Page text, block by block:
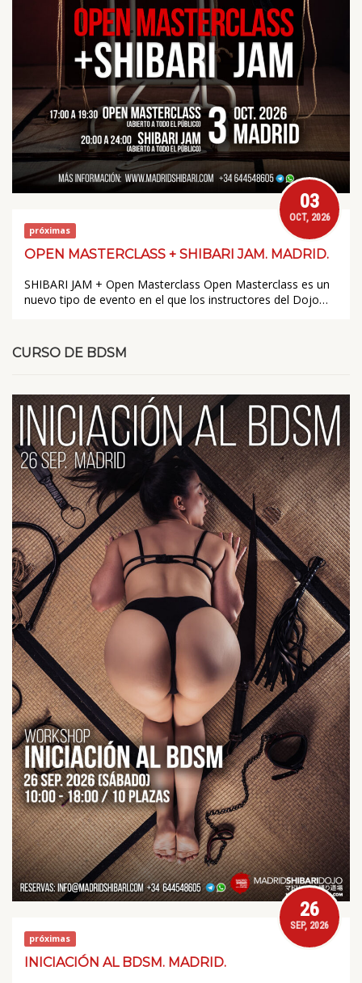
próximas
03
OCT, 2026
OPEN MASTERCLASS + SHIBARI JAM. MADRID.
SHIBARI JAM + Open Masterclass Open Masterclass es un
nuevo tipo de evento en el que los instructores del Dojo…
CURSO DE BDSM
próximas
26
SEP, 2026
INICIACIÓN AL BDSM. MADRID.